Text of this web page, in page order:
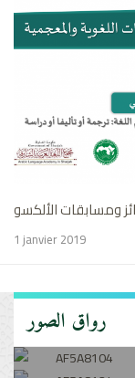
ومسابقات الألكسو
1 janvier 2019
رواق الصور